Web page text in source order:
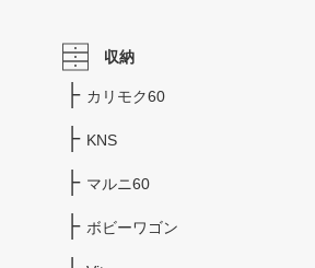
収納
カリモク60
KNS
マルニ60
ボビーワゴン